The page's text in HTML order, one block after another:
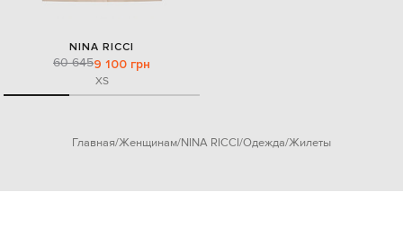
NINA RICCI
60 6459 100 грн
XS
Главная Женщинам NINA RICCI Одежда Жилеты